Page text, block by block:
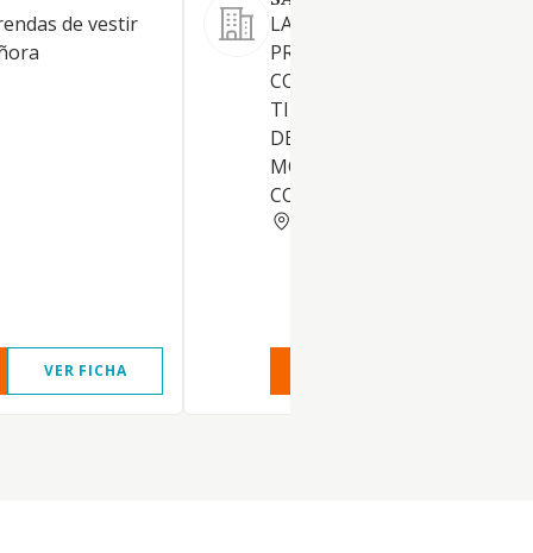
de vestir
VER FICHA
LA CREACION, DISEÑO,
PRODUCCION Y
COMERCIALIZACION DE
TIPO DE ARTICULOS
DEL VESTIR, DE ARTICULOS
MODA Y DE TODOS SUS
COMPLEMENTOS